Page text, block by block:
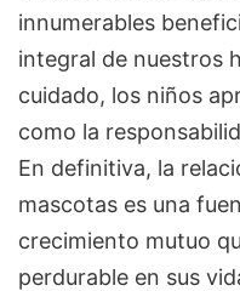
innumerables
integral de nuestros
cuidado, los niños
como la
En definitiva, la
mascotas es una
crecimiento mutuo
perdurable en sus